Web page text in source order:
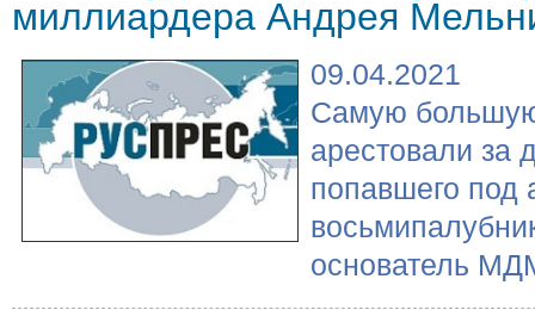
миллиардера Андрея
09.04.2021
Самую
арестовали за
попавшего под
основатель